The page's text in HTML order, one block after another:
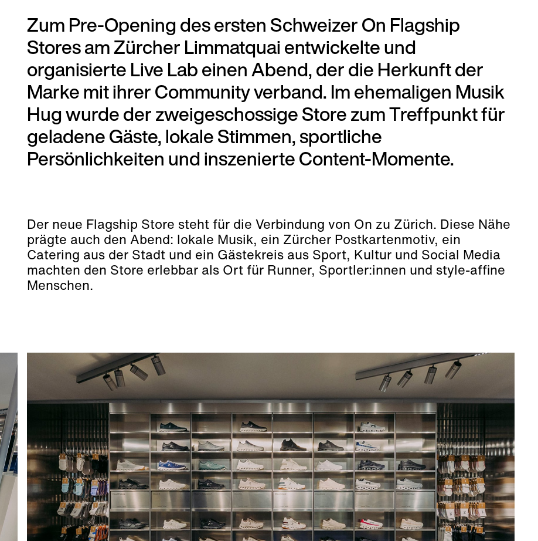
Zum Pre-Opening des ersten Schweizer On Flagship
Stores am Zürcher Limmatquai entwickelte und
organisierte Live Lab einen Abend, der die Herkunft der
Marke mit ihrer Community verband. Im ehemaligen Musik
Hug wurde der zweigeschossige Store zum Treffpunkt für
geladene Gäste, lokale Stimmen, sportliche
Persönlichkeiten und inszenierte Content-Momente.
Der neue Flagship Store steht für die Verbindung von On zu Zürich. Diese Nähe
prägte auch den Abend: lokale Musik, ein Zürcher Postkartenmotiv, ein
Catering aus der Stadt und ein Gästekreis aus Sport, Kultur und Social Media
machten den Store erlebbar als Ort für Runner, Sportler:innen und style-affine
Menschen.